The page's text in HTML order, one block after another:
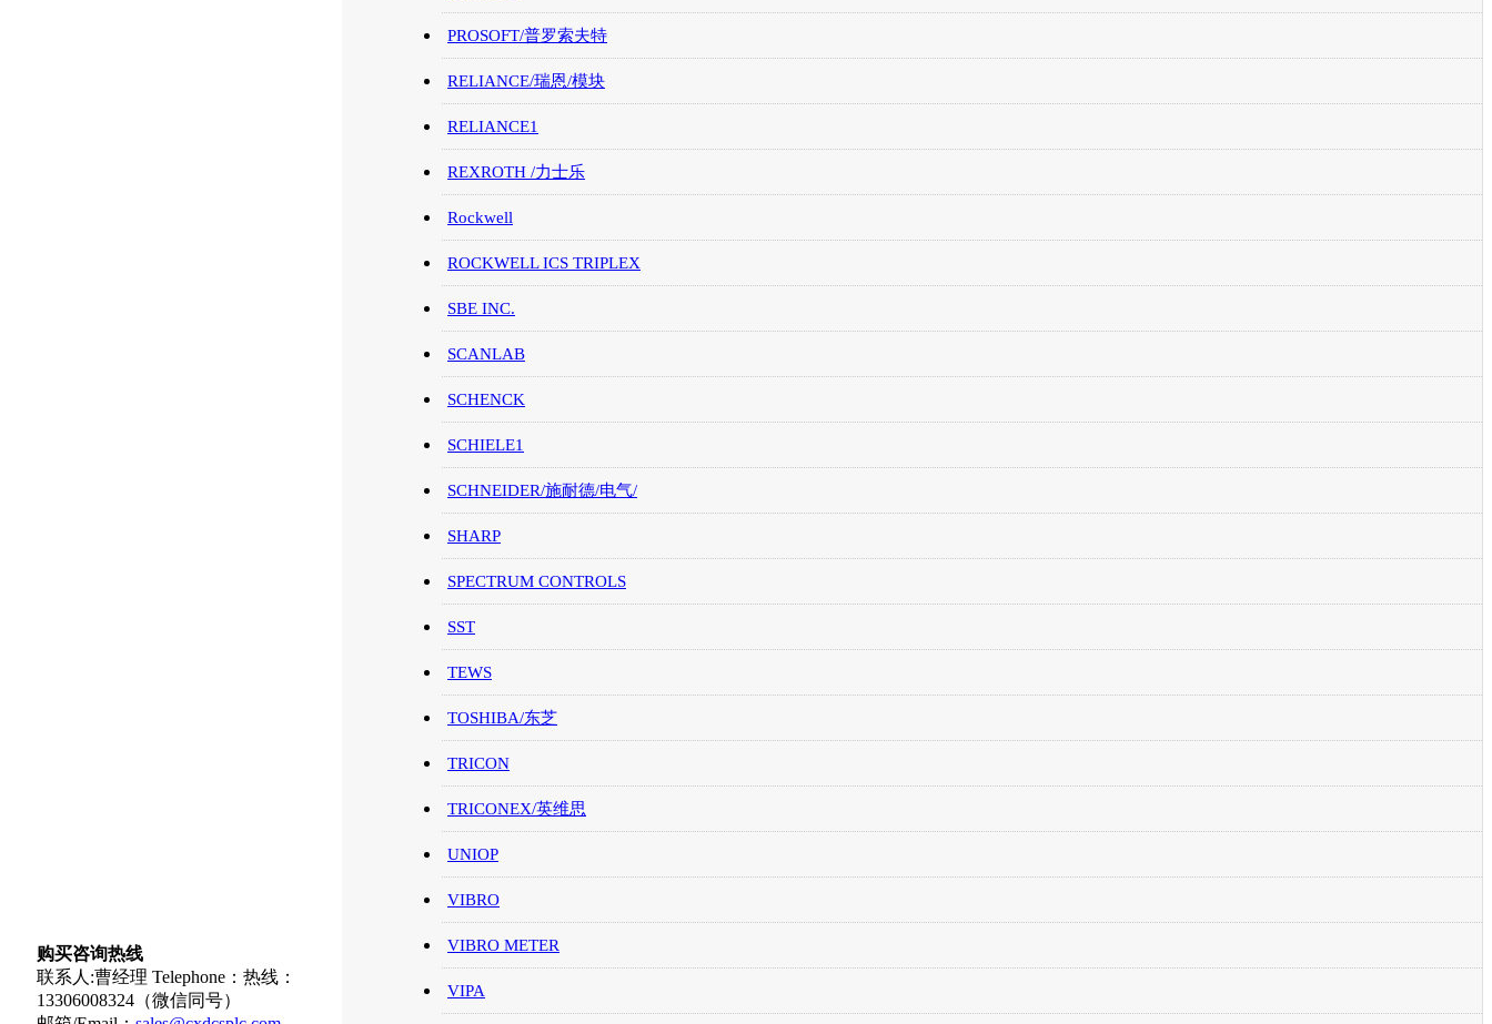
购买咨询热线
联系人:曹经理 Telephone：热线：
13306008324（微信同号）
PROSOFT/普罗索夫特
RELIANCE/瑞恩/模块
RELIANCE1
REXROTH /力士乐
Rockwell
ROCKWELL ICS TRIPLEX
SBE INC.
SCANLAB
SCHENCK
SCHIELE1
SCHNEIDER/施耐德/电气/
SHARP
SPECTRUM CONTROLS
SST
TEWS
TOSHIBA/东芝
TRICON
TRICONEX/英维思
UNIOP
VIBRO
VIBRO METER
VIPA